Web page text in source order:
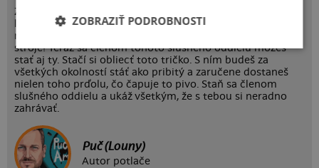
Zrejme slušný oddiel, no! STS Chvojkovice Brod,
legendárny džudistický klub, ktorý preslávil nesmelý
mládenec František Koudelka vo filme Jáchyme, hoď ho do
stroje! Teraz sa členom tohoto slušného oddielu môžeš
stať aj ty. Stačí si obliecť toto tričko. S ním budeš za
všetkých okolností stáť ako pribitý a zaručene dostaneš
nielen toho prďolu, čo čapuje to pivo. Staň sa členom
slušného oddielu a ukáž všetkým, že s tebou si neradno
zahrávať.
Puč (Louny)
Autor potlače
ZOBRAZIŤ PODROBNOSTI